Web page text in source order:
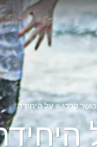
כושר קרבי»על היחידה